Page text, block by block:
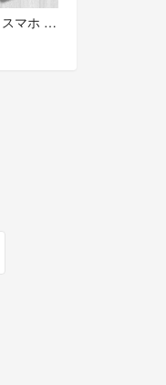
COACH スマホ ショルダー ケース ブラック